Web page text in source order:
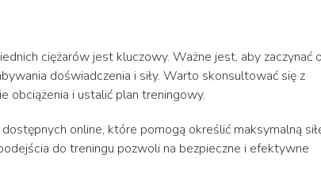
ciężarów jest kluczowy. Ważne jest, aby zaczynać
doświadczenia i siły. Warto skonsultować się z
obciążenia i ustalić plan treningowy.
online, które pomogą określić maksymalną
do treningu pozwoli na bezpieczne i efektywne